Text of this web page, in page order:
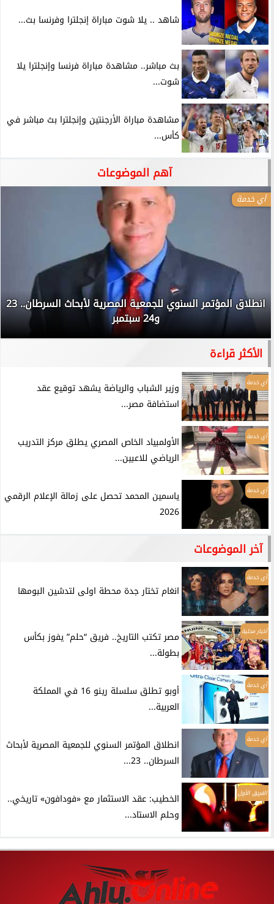
شاهد .. يلا شوت مباراة إنجلترا وفرنسا بث...
بث مباشر.. مشاهدة مباراة فرنسا وإنجلترا يلا
شوت...
مشاهدة مباراة الأرجنتين وإنجلترا بث مباشر في
كأس...
آهم الموضوعات
أي خدمة
انطلاق المؤتمر السنوي للجمعية المصرية لأبحاث السرطان.. 23
و24 سبتمبر
الأكثر قراءة
أي خدمة
وزير الشباب والرياضة يشهد توقيع عقد
استضافة مصر...
أي خدمة
الأولمبياد الخاص المصري يطلق مركز التدريب
الرياضي للاعبين...
أي خدمة
ياسمين المحمد تحصل على زمالة الإعلام الرقمي
2026
آخر الموضوعات
أي خدمة
انغام تختار جدة محطة اولى لتدشين البومها
أخبار محلية
مصر تكتب التاريخ.. فريق “حلم” يفوز بكأس
بطولة...
أي خدمة
أوبو تطلق سلسلة رينو 16 في المملكة
العربية...
أي خدمة
انطلاق المؤتمر السنوي للجمعية المصرية لأبحاث
السرطان.. 23...
الفريق الأول
الخطيب: عقد الاستثمار مع «فودافون» تاريخي..
وحلم الاستاد...